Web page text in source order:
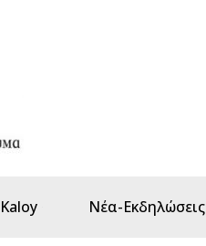
Νέα-Εκδηλώσεις